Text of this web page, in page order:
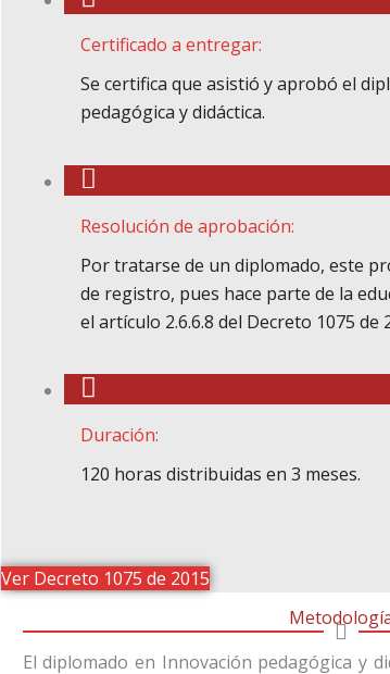
Certificado a entregar:
Se certifica que asistió y aprobó el
pedagógica y didáctica.
Resolución de aprobación:
Por tratarse de un diplomado, este
de registro, pues hace parte de la
el artículo 2.6.6.8 del Decreto 1075 de
Duración:
120 horas distribuidas en 3 meses.
Ver Decreto 1075 de 2015
El diplomado en Innovación pedagógica y